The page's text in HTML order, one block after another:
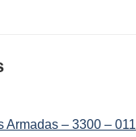
Armadas – 3300 – 011